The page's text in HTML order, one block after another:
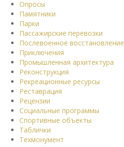
Опросы
Памятники
Парки
Пассажирские перевозки
Послевоенное восстановление
Приключения
Промышленная архитектура
Реконструкция
Рекреационные ресурсы
Реставрация
Рецензии
Социальные программы
Спортивные объекты
Таблички
Техмонумент